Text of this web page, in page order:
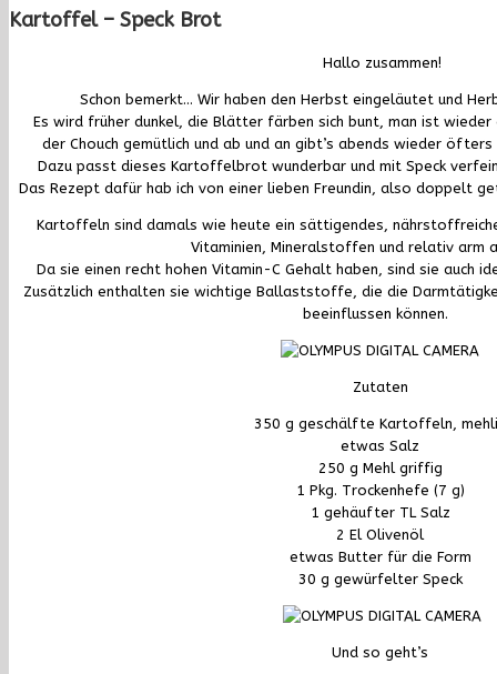
Kartoffel – Speck Brot
Hallo zusammen!
Schon bemerkt… Wir haben den Herbst eingeläutet und
Es wird früher dunkel, die Blätter färben sich bunt, man ist wieder
der Chouch gemütlich und ab und an gibt’s abends wieder öfters
Dazu passt dieses Kartoffelbrot wunderbar und mit Speck
Das Rezept dafür hab ich von einer lieben Freundin, also doppelt
Kartoffeln sind damals wie heute ein sättigendes,
Vitaminien, Mineralstoffen und relativ arm
Da sie einen recht hohen Vitamin-C Gehalt haben, sind sie auch
Zusätzlich enthalten sie wichtige Ballaststoffe, die die
beeinflussen können.
Zutaten
350 g geschälfte Kartoffeln,
etwas Salz
250 g Mehl griffig
1 Pkg. Trockenhefe (7 g)
1 gehäufter TL Salz
2 El Olivenöl
etwas Butter für die Form
30 g gewürfelter Speck
Und so geht’s